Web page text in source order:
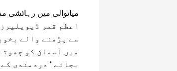
میانوالی میں رہائشی
اعظم قمر
سے پڑھنے والے
میں آسمان کو
بجائے ‘ دردمندی